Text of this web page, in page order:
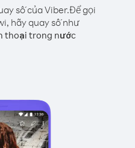
số của Viber.Để gọi
hãy quay số như
thoại trong nước